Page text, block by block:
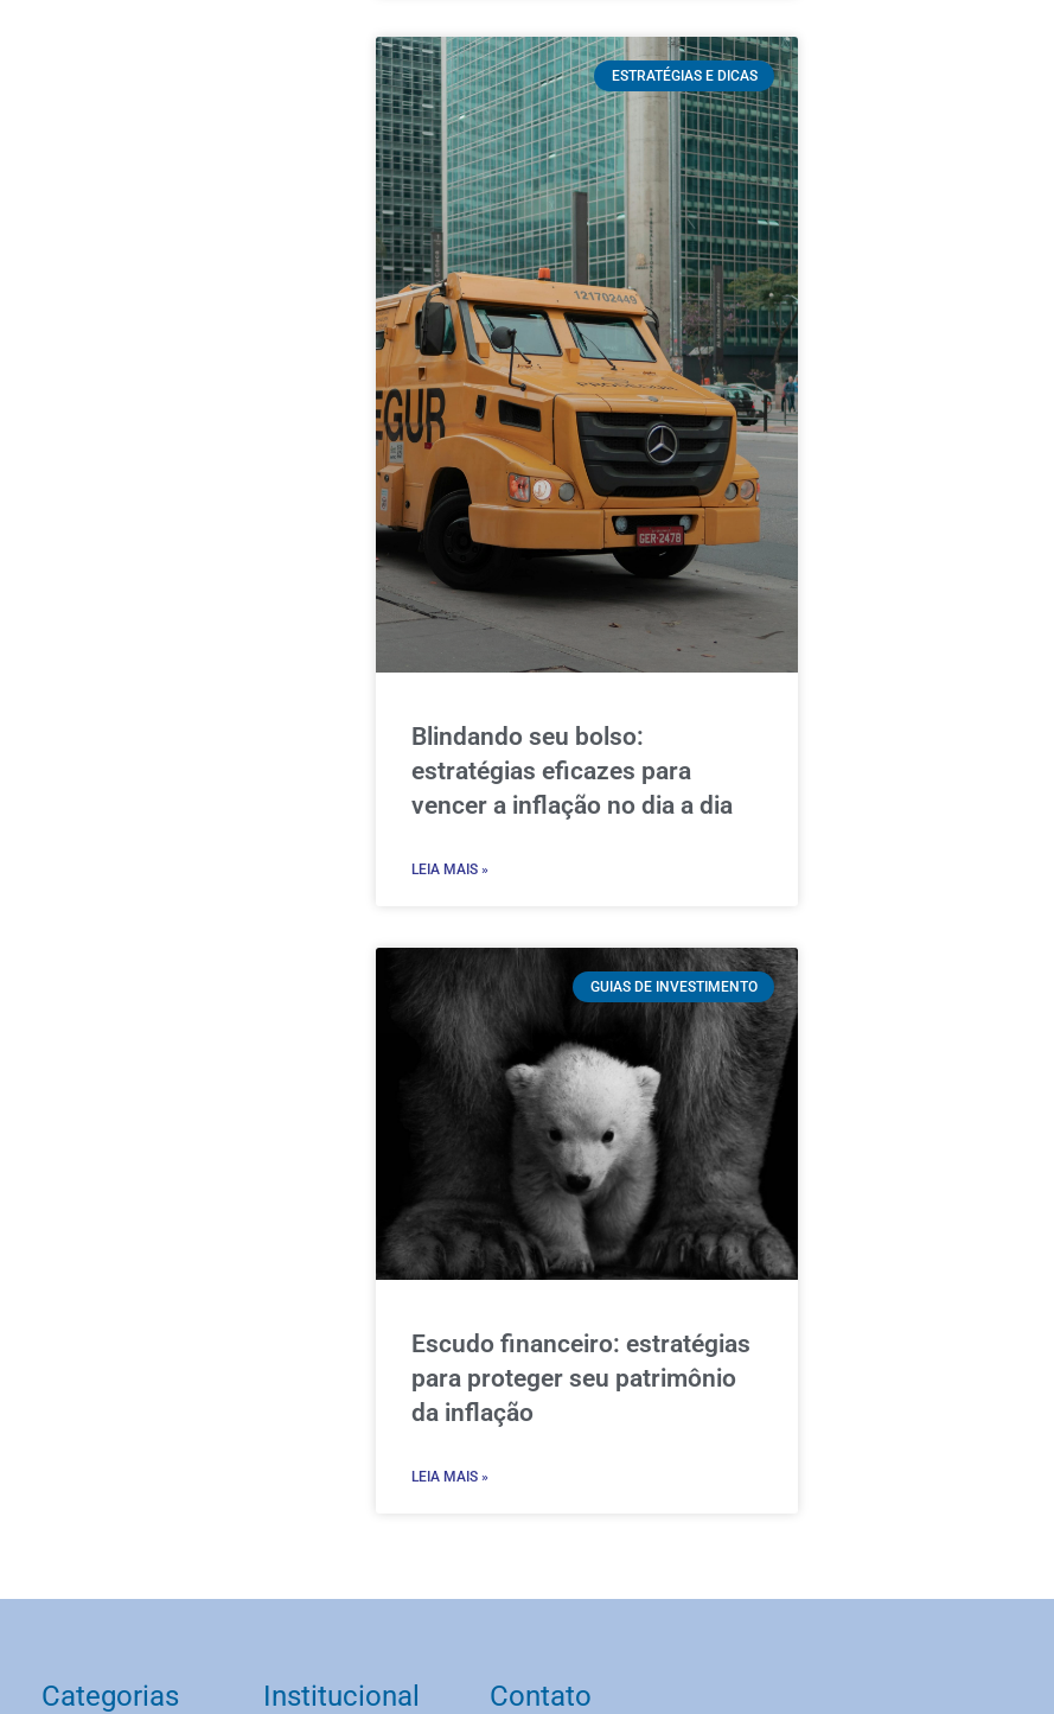
ESTRATÉGIAS E DICAS
Blindando seu bolso:
estratégias eficazes para
vencer a inflação no dia a dia
LEIA MAIS »
GUIAS DE INVESTIMENTO
Escudo financeiro: estratégias
para proteger seu patrimônio
da inflação
LEIA MAIS »
Categorias Institucional Contato